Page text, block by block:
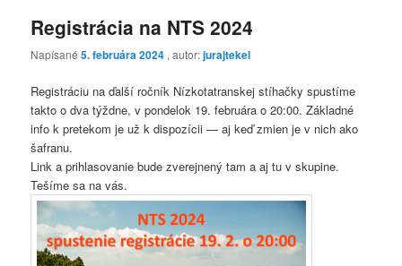
Registrácia na NTS 2024
Napísané5. februára 2024 , autor:jurajtekel
Registráciu na ďalší ročník Nízkotatranskej stíhačky spustíme
takto o dva týždne, v pondelok 19. februára o 20:00. Základné
info k pretekom je už k dispozícii — aj keď zmien je v nich ako
šafranu.
Link a prihlasovanie bude zverejnený tam a aj tu v skupine.
Tešíme sa na vás.